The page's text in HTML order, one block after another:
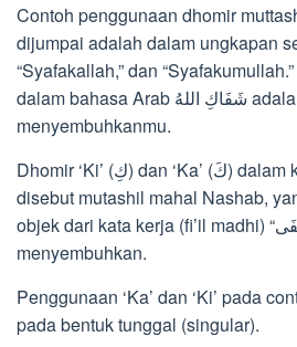
Contoh penggunaan dhomir
dijumpai adalah dalam ungkapan
“Syafakallah,” dan
dalam bahasa Arab شَفَاكِ اللهُ adalah: Allah (semoga)
menyembuhkanmu.
Dhomir ‘Ki’ (كِ) dan ‘Ka’ (كَ) dalam kata “شَفَاك” (syafaaka)
disebut mutashil mahal Nashab,
objek dari kata kerja (fi’il madhi) “شَفَى” (syafa) yang berarti
menyembuhkan.
Penggunaan ‘Ka’ dan ‘Ki’ pada
pada bentuk tunggal (singular).